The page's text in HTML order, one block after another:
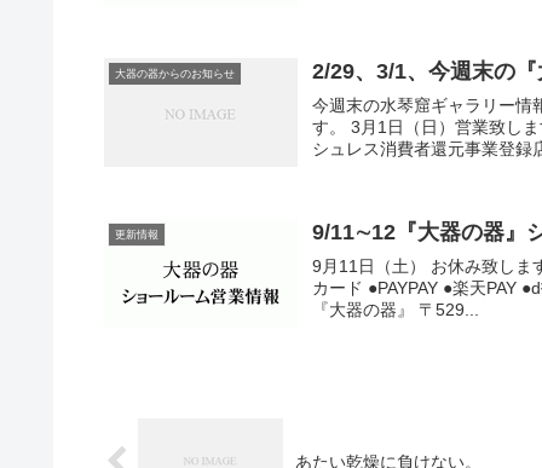
大器の器からのお知らせ 2/29、3/1、今週末の
今週末の水琴窟ギャラリー情
す。 3月1日（日）営業致し
シュレス消費者還元事業登録
更新情報 9/11∼12『大器の器』
9月11日（土） お休み致しま
カード ●PAYPAY ●楽天PAY
『大器の器』 〒529...
あたい乾燥に負けない。